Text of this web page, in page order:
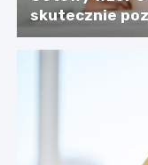
skutecznie